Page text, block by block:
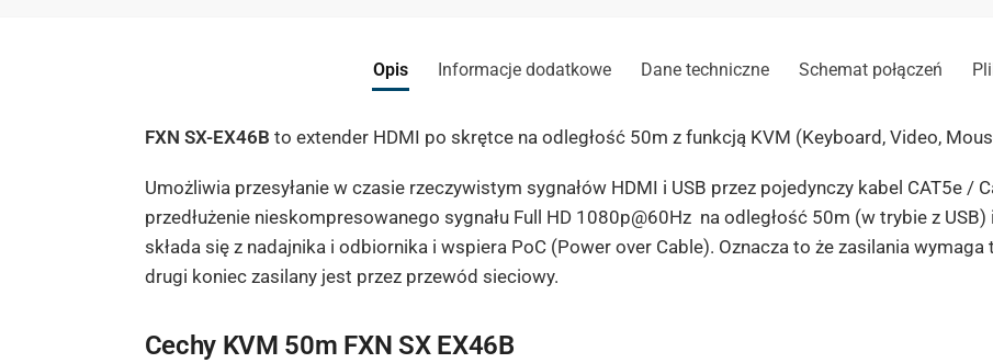
Opis Informacje dodatkowe Dane techniczne Schemat połączeń
FXN SX-EX46B to extender HDMI po skrętce na odległość 50m z funkcją KVM (Keyboard, Video,
Umożliwia przesyłanie w czasie rzeczywistym sygnałów HDMI i USB przez pojedynczy kabel CAT5e /
przedłużenie nieskompresowanego sygnału Full HD 1080p@60Hz na odległość 50m (w trybie z
składa się z nadajnika i odbiornika i wspiera PoC (Power over Cable). Oznacza to że zasilania
drugi koniec zasilany jest przez przewód sieciowy.
Cechy KVM 50m FXN SX EX46B